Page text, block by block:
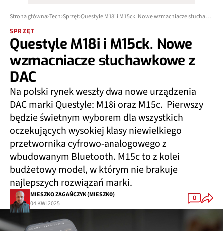
Strona główna Tech Sprzęt
SPRZĘT
Questyle M18i i M15ck. Nowe
wzmacniacze słuchawkowe z
DAC
Na polski rynek weszły dwa nowe urządzenia
DAC marki Questyle: M18i oraz M15c. Pierwszy
będzie świetnym wyborem dla wszystkich
oczekujących wysokiej klasy niewielkiego
przetwornika cyfrowo-analogowego z
wbudowanym Bluetooth. M15c to z kolei
budżetowy model, w którym nie brakuje
najlepszych rozwiązań marki.
MIESZKO ZAGAŃCZYK (MIESZKO)
04 KWI 2025
0